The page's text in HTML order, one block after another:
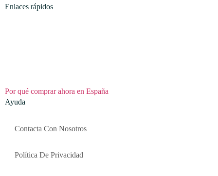
Enlaces rápidos
Por qué comprar ahora en España
Ayuda
Contacta Con Nosotros
Política De Privacidad